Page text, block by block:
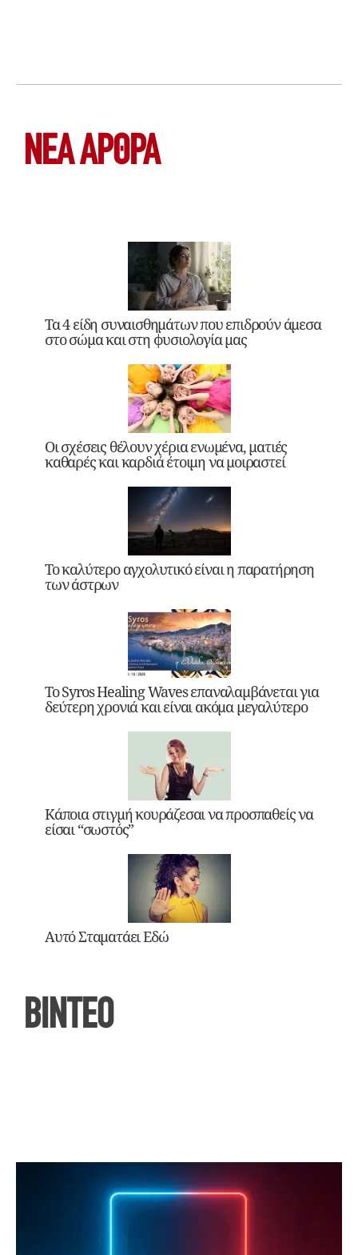
ΝΕΑ ΆΡΘΡΑ
Τα 4 είδη συναισθημάτων που επιδρούν άμεσα
στο σώμα και στη φυσιολογία μας
Οι σχέσεις θέλουν χέρια ενωμένα, ματιές
καθαρές και καρδιά έτοιμη να μοιραστεί
Το καλύτερο αγχολυτικό είναι η παρατήρηση
των άστρων
Το Syros Healing Waves επαναλαμβάνεται για
δεύτερη χρονιά και είναι ακόμα μεγαλύτερο
Κάποια στιγμή κουράζεσαι να προσπαθείς να
είσαι “σωστός”
Αυτό Σταματάει Εδώ
ΒΙΝΤΕΟ